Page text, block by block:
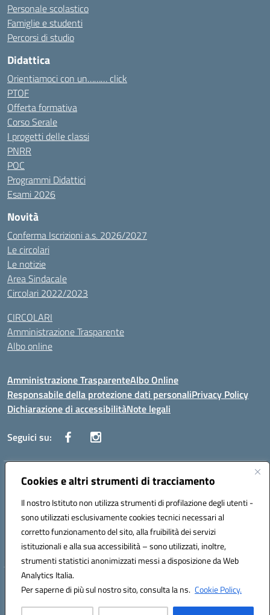
Cookies e altri strumenti di tracciamento
Il nostro Istituto non utilizza strumenti di profilazione degli utenti -
sono utilizzati esclusivamente cookies tecnici necessari al
corretto funzionamento del sito, alla fruibilità dei servizi
istituzionali e alla sua accessibilità – sono utilizzati, inoltre,
strumenti statistici anonimizzati messi a disposizione da Web
Analytics Italia.
Per saperne di più sul nostro sito, consulta la ns. Cookie Policy.
Personale scolastico
Famiglie e studenti
Percorsi di studio
Didattica
Orientiamoci con un……… click
PTOF
Offerta formativa
Corso Serale
I progetti delle classi
PNRR
POC
Programmi Didattici
Esami 2026
Novità
Conferma Iscrizioni a.s. 2026/2027
Le circolari
Le notizie
Area Sindacale
Circolari 2022/2023
CIRCOLARI
Amministrazione Trasparente
Albo online
Amministrazione TrasparenteAlbo Online
Responsabile della protezione dati personaliPrivacy Policy
Dichiarazione di accessibilitàNote legali
Seguici su:
Indirizzo:Corso Vittorio Emanuele, 27 90133 - Palermo
Posta elettronica certificata (PEC):pais03600r@pec.istruzione.it
Codice fiscale: 97308550827
Codice meccanografico: PAIS03600R
Hosting & Powered by 3D Solution S.r.l.
Concept & Design by Designers Italia